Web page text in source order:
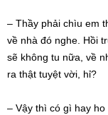
– Thầy phải chìu em
về nhà đó nghe. Hồi
sẽ không tu nữa, về
ra thật tuyệt vời, hỉ?
– Vậy thì có gì hay